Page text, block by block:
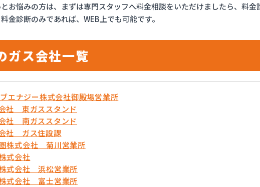
お悩みの方は、まずは専門スタッフへ料金相談をいただけましたら、料
金診断のみであれば、WEB上でも可能です。
ガス会社一覧
エナジー株式会社御殿場営業所
社 東ガススタンド
社 南ガススタンド
社 ガス住設課
株式会社 菊川営業所
式会社
式会社 浜松営業所
式会社 富士営業所